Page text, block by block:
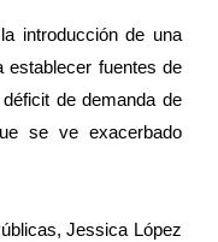
introducción de una
establecer fuentes de
de demanda de
se ve exacerbado
Jessica López